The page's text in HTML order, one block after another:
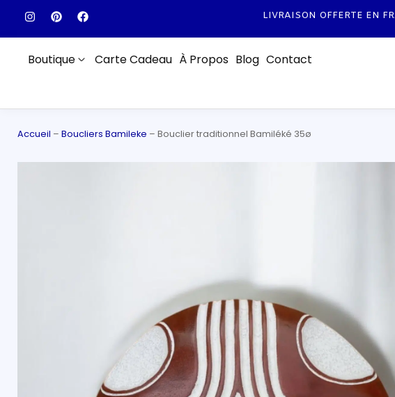
Boutique Carte Cadeau À Propos Blog Contact
Accueil – Boucliers Bamileke – Bouclier traditionnel Bamiléké 35ø